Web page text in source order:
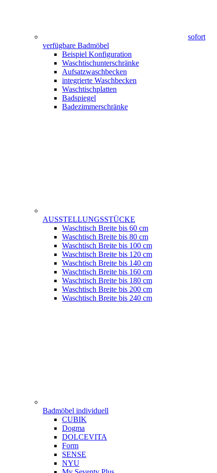
sofort
verfügbare Badmöbel
Beispiel Konfiguration
Waschtischunterschränke
Aufsatzwaschbecken
integrierte Waschbecken
Waschtischplatten
Badspiegel
Badezimmerschränke
AUSSTELLUNGSSTÜCKE
Waschtisch Breite bis 60 cm
Waschtisch Breite bis 80 cm
Waschtisch Breite bis 100 cm
Waschtisch Breite bis 120 cm
Waschtisch Breite bis 140 cm
Waschtisch Breite bis 160 cm
Waschtisch Breite bis 180 cm
Waschtisch Breite bis 200 cm
Waschtisch Breite bis 240 cm
Badmöbel individuell
CUBIK
Dogma
DOLCEVITA
Form
SENSE
NYU